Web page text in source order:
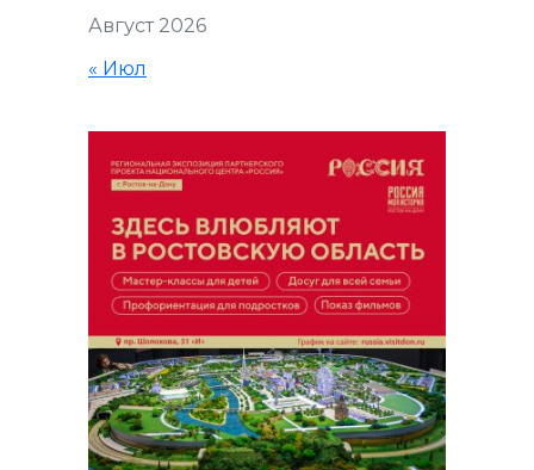
Август 2026
« Июл